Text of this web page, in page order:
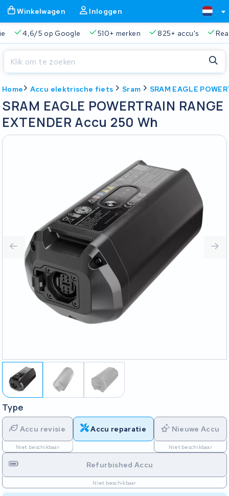
Winkelwagen Inloggen
4,6/5 op Google 510+ merken 825+ accu's
Home Accu elektrische fiets Sram SRAM EAGLE
SRAM EAGLE POWERTRAIN RANGE
EXTENDER Accu 250 Wh
Type
Accu revisie
Niet beschikbaar
Accu reparatie Nieuwe Accu
Niet beschikbaar
Refurbished Accu
Niet beschikbaar
Je winkelwagen is leeg.
Sluiten
Begin te typen in de zoekbalk om te zoeken